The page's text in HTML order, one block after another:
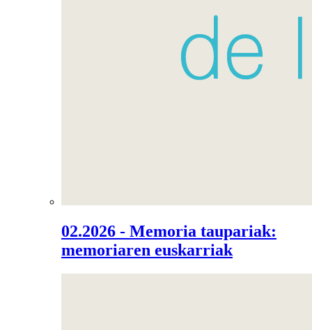
02.2026 - Memoria taupariak:
memoriaren euskarriak